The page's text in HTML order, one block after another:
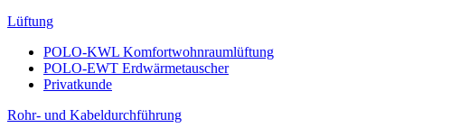
Lüftung
POLO-KWL Komfortwohnraumlüftung
POLO-EWT Erdwärmetauscher
Privatkunde
Rohr- und Kabeldurchführung